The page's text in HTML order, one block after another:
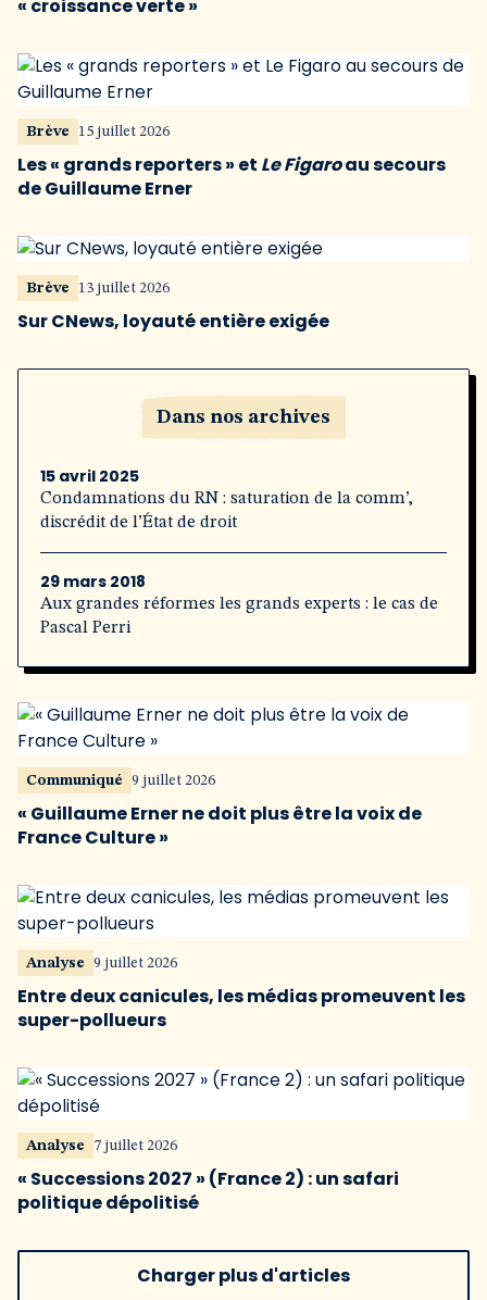
« croissance verte »
Brève 15 juillet 2026
Les « grands reporters » et Le Figaroau secours
de Guillaume Erner
Brève 13 juillet 2026
Sur CNews, loyauté entière exigée
Dans nos archives
15 avril 2025
Condamnations du RN : saturation de la comm’,
discrédit de l’État de droit
29 mars 2018
Aux grandes réformes les grands experts : le cas de
Pascal Perri
Communiqué 9 juillet 2026
« Guillaume Erner ne doit plus être la voix de
France Culture »
Analyse 9 juillet 2026
Entre deux canicules, les médias promeuvent les
super-pollueurs
Analyse 7 juillet 2026
« Successions 2027 » (France 2) : un safari
politique dépolitisé
Charger plus d'articles